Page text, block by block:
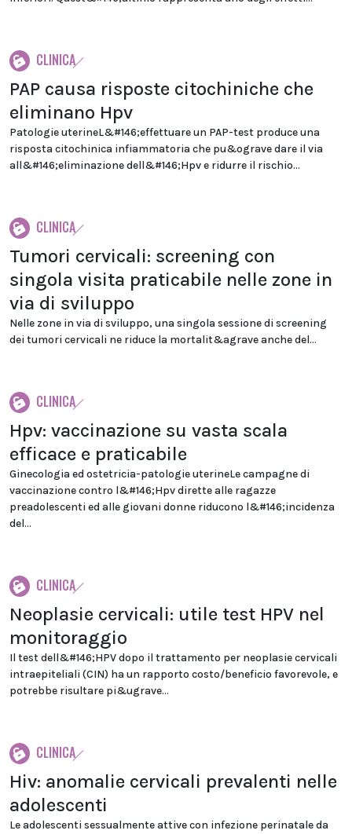
CLINICA
PAP causa risposte citochiniche che
eliminano Hpv
Patologie uterineL&#146;effettuare un PAP-test produce una
risposta citochinica infiammatoria che pu&ograve dare il via
all&#146;eliminazione dell&#146;Hpv e ridurre il rischio...
CLINICA
Tumori cervicali: screening con
singola visita praticabile nelle zone in
via di sviluppo
Nelle zone in via di sviluppo, una singola sessione di screening
dei tumori cervicali ne riduce la mortalit&agrave anche del...
CLINICA
Hpv: vaccinazione su vasta scala
efficace e praticabile
Ginecologia ed ostetricia-patologie uterineLe campagne di
vaccinazione contro l&#146;Hpv dirette alle ragazze
preadolescenti ed alle giovani donne riducono l&#146;incidenza
del...
CLINICA
Neoplasie cervicali: utile test HPV nel
monitoraggio
Il test dell&#146;HPV dopo il trattamento per neoplasie cervicali
intraepiteliali (CIN) ha un rapporto costo/beneficio favorevole, e
potrebbe risultare pi&ugrave...
CLINICA
Hiv: anomalie cervicali prevalenti nelle
adolescenti
Le adolescenti sessualmente attive con infezione perinatale da